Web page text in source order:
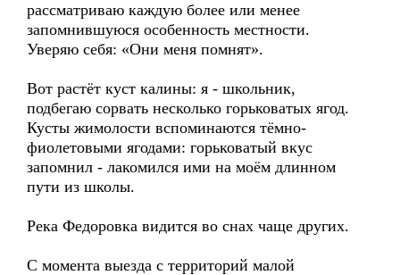
рассматриваю каждую более или менее
запомнившуюся особенность местности.
Уверяю себя: «Они меня помнят».
Вот растёт куст калины: я - школьник,
подбегаю сорвать несколько горьковатых ягод.
Кусты жимолости вспоминаются тёмно-
фиолетовыми ягодами: горьковатый вкус
запомнил - лакомился ими на моём длинном
пути из школы.
Река Федоровка видится во снах чаще других.
С момента выезда с территорий малой